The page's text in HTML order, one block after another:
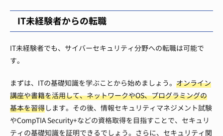
IT未経験者からの転職
IT未経験者でも、サイバーセキュリティ分野への転職は可能で
す。
まずは、ITの基礎知識を学ぶことから始めましょう。 オンライン
講座や書籍を活用して、ネットワークやOS、プログラミングの
基本を習得します。その後、情報セキュリティマネジメント試験
やCompTIA Security+などの資格取得を目指すことで、セキュリ
ティの基礎知識を証明できるでしょう。さらに、セキュリティ関